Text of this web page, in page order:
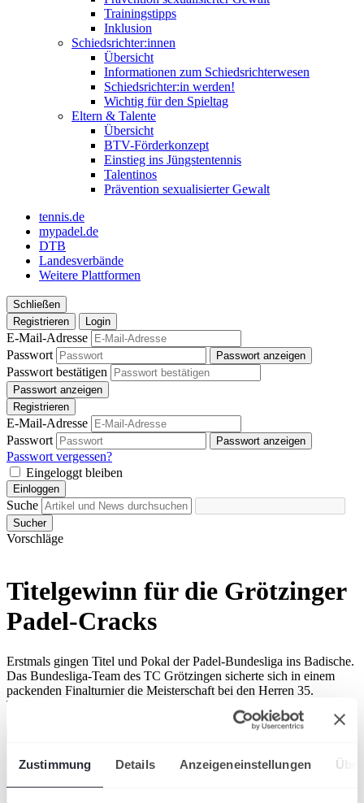
Zustimmung Details Anzeigeneinstellungen
Trainingstipps
Inklusion
Schiedsrichter:innen
Übersicht
Informationen zum Schiedsrichterwesen
Schiedsrichter:in werden!
Wichtig für den Spieltag
Eltern & Talente
Übersicht
BTV-Förderkonzept
Einstieg ins Jüngstentennis
Talentinos
Prävention sexualisierter Gewalt
tennis.de
mypadel.de
DTB
Landesverbände
Weitere Plattformen
Schließen
Registrieren
Login
E-Mail-Adresse
Passwort
Passwort anzeigen
Passwort bestätigen
Passwort anzeigen
Registrieren
E-Mail-Adresse
Passwort
Passwort anzeigen
Passwort vergessen?
Eingeloggt bleiben
Einloggen
Suche
Sucher
Vorschläge
Titelgewinn für die Grötzinger
Padel-Cracks
Erstmals gingen Titel und Pokal der Padel-Bundesliga ins Badische.
Das Bundesliga-Team des TC Grötzingen sicherte sich in einem
packenden Finalturnier die Meisterschaft bei den Herren 35.
Trendsport